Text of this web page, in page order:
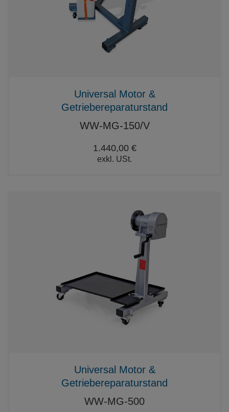
Universal Motor &
Getriebereparaturstand
WW-MG-150/V
1.440,00 €
exkl. USt.
Universal Motor &
Getriebereparaturstand
WW-MG-500